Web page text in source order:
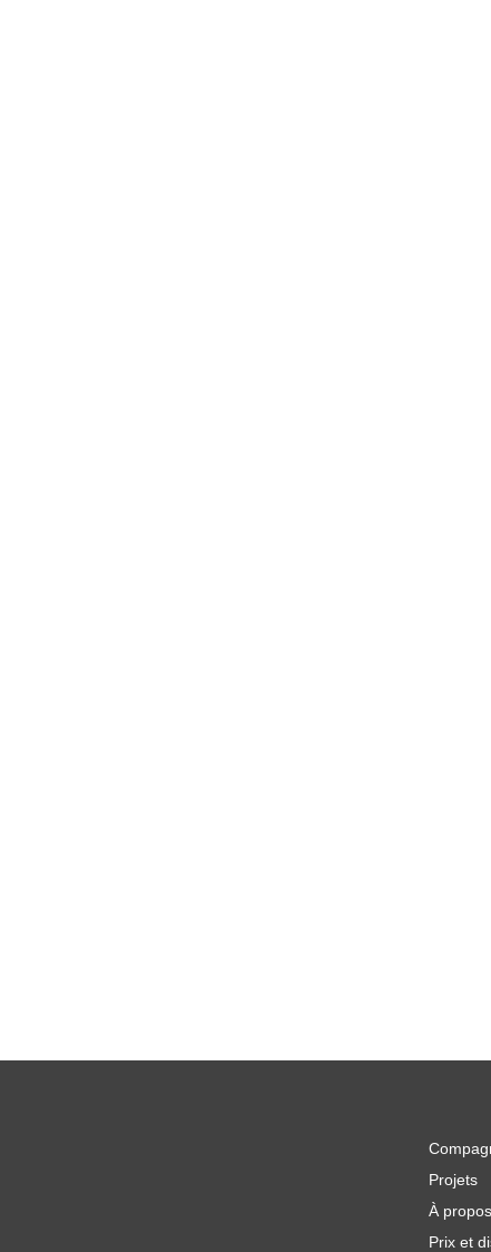
Projets
À propos
Prix et